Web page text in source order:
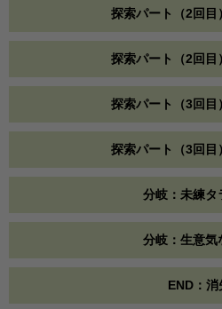
探索パート（2回目
探索パート（2回目
探索パート（3回目
探索パート（3回目
分岐：未練タ
分岐：生意気
END：消